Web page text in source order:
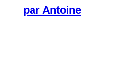
par Antoine